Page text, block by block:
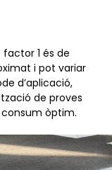
1 és de
i pot variar
d’aplicació,
de proves
òptim.